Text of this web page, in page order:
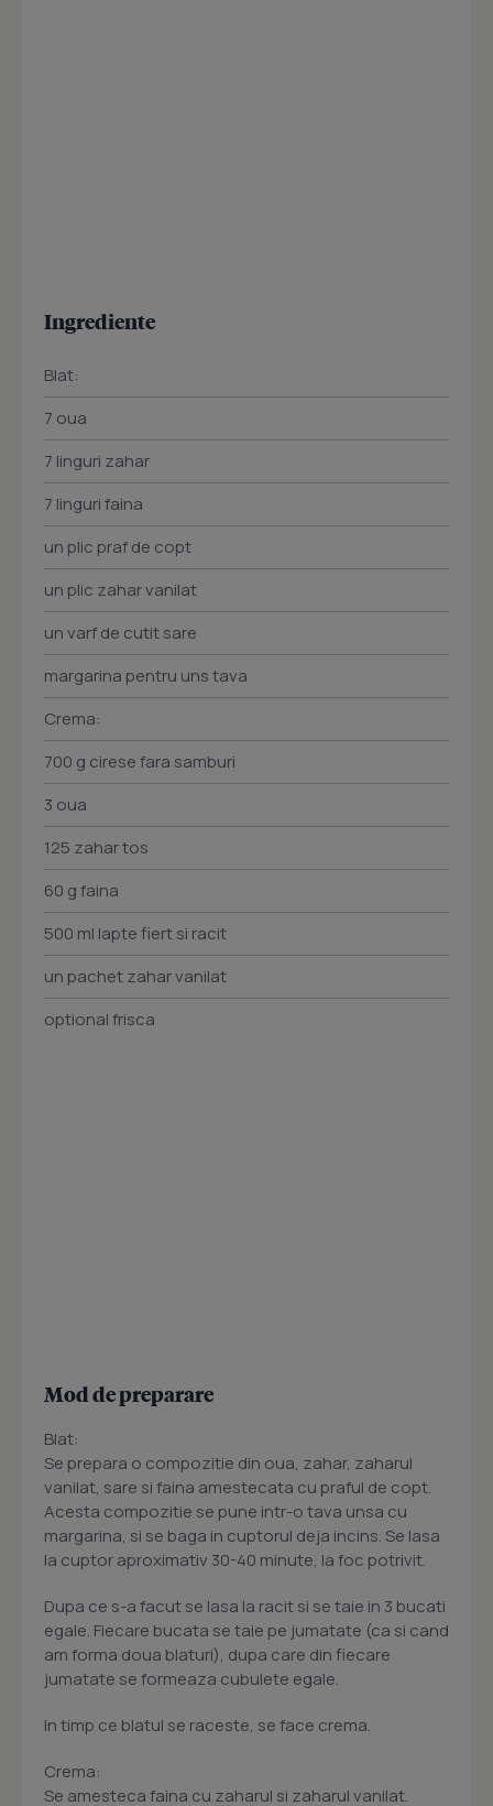
Ingrediente
Blat:
7 oua
7 linguri zahar
7 linguri faina
un plic praf de copt
un plic zahar vanilat
un varf de cutit sare
margarina pentru uns tava
Crema:
700 g cirese fara samburi
3 oua
125 zahar tos
60 g faina
500 ml lapte fiert si racit
un pachet zahar vanilat
optional frisca
Mod de preparare
Blat:
Se prepara o compozitie din oua, zahar, zaharul
vanilat, sare si faina amestecata cu praful de copt.
Acesta compozitie se pune intr-o tava unsa cu
margarina, si se baga in cuptorul deja incins. Se lasa
la cuptor aproximativ 30-40 minute, la foc potrivit.
Dupa ce s-a facut se lasa la racit si se taie in 3 bucati
egale. Fiecare bucata se taie pe jumatate (ca si cand
am forma doua blaturi), dupa care din fiecare
jumatate se formeaza cubulete egale.
In timp ce blatul se raceste, se face crema.
Crema:
Se amesteca faina cu zaharul si zaharul vanilat.